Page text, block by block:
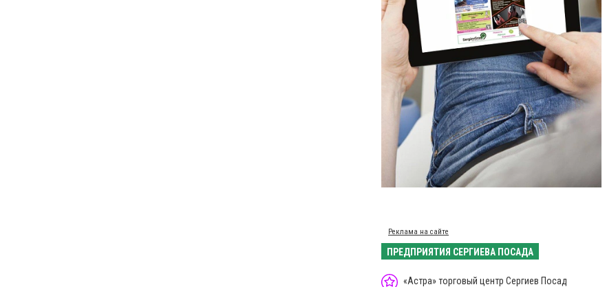
Реклама на сайте
ПРЕДПРИЯТИЯ СЕРГИЕВА ПОСАДА
«Астра» торговый центр Сергиев Посад